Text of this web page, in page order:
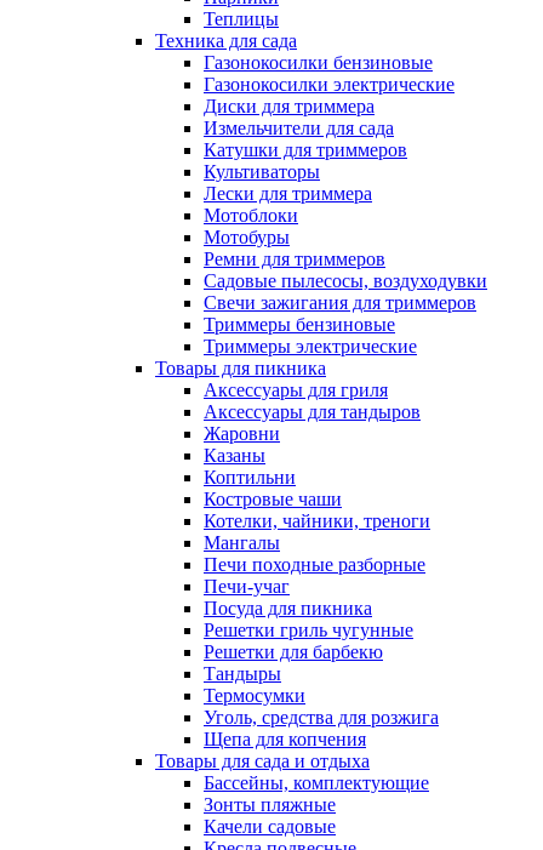
Теплицы
Техника для сада
Газонокосилки бензиновые
Газонокосилки электрические
Диски для триммера
Измельчители для сада
Катушки для триммеров
Культиваторы
Лески для триммера
Мотоблоки
Мотобуры
Ремни для триммеров
Садовые пылесосы, воздуходувки
Свечи зажигания для триммеров
Триммеры бензиновые
Триммеры электрические
Товары для пикника
Аксессуары для гриля
Аксессуары для тандыров
Жаровни
Казаны
Коптильни
Костровые чаши
Котелки, чайники, треноги
Мангалы
Печи походные разборные
Печи-учаг
Посуда для пикника
Решетки гриль чугунные
Решетки для барбекю
Тандыры
Термосумки
Уголь, средства для розжига
Щепа для копчения
Товары для сада и отдыха
Бассейны, комплектующие
Зонты пляжные
Качели садовые